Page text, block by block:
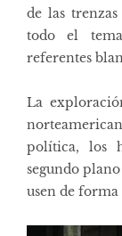
de las
todo el
referentes
La
política, los
segundo
usen de forma